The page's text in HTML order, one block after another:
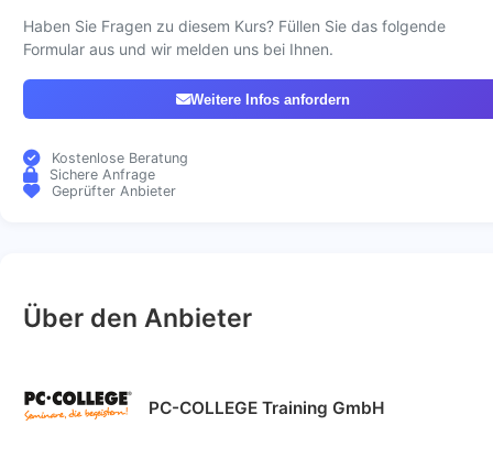
Haben Sie Fragen zu diesem Kurs? Füllen Sie das folgende
Formular aus und wir melden uns bei Ihnen.
Weitere Infos anfordern
Kostenlose Beratung
Sichere Anfrage
Geprüfter Anbieter
Über den Anbieter
PC-COLLEGE Training GmbH